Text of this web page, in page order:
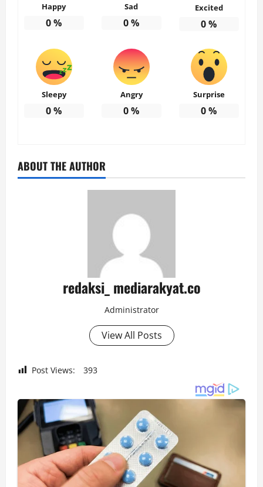
Happy
0%
Sad
0%
Excited
0%
Sleepy
0%
Angry
0%
Surprise
0%
ABOUT THE AUTHOR
redaksi_ mediarakyat.co
Administrator
View All Posts
Post Views: 393